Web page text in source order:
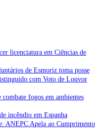
licenciatura em Ciências de
de Esmoriz toma posse
com Voto de Louvor
fogos em ambientes
incêndio em Espanha
ANEPC Apela ao Cumprimento